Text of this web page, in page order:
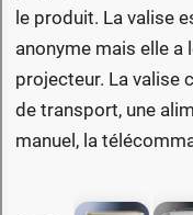
le produit. La valise
anonyme mais elle
projecteur. La valise
de transport, une
manuel, la